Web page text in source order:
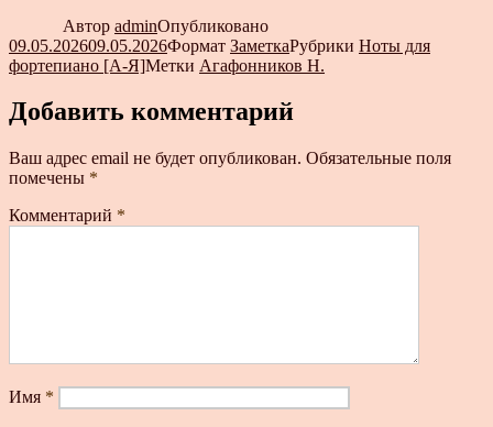
Автор adminОпубликовано
09.05.202609.05.2026Формат ЗаметкаРубрики Ноты для
фортепиано [А-Я]Метки Агафонников Н.
Добавить комментарий
Ваш адрес email не будет опубликован. Обязательные поля
помечены *
Комментарий *
Имя *